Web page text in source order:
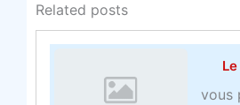
Related posts
vous